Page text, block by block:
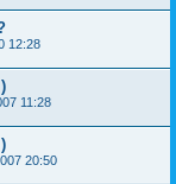
12:28
11:28
20:50